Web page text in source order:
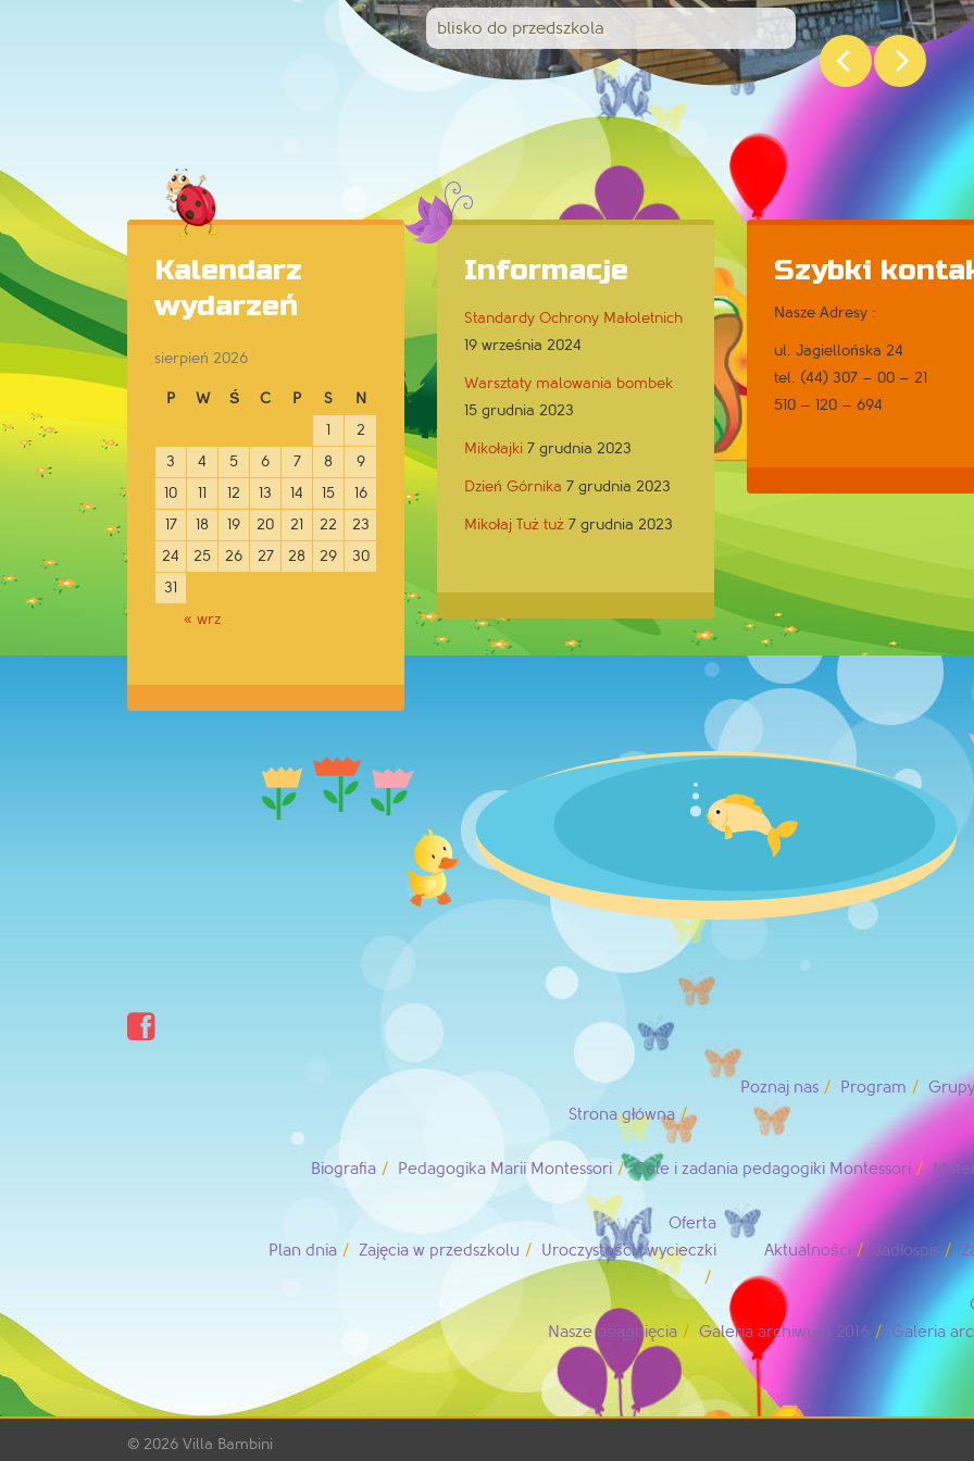


blisko do przedszkola
Kalendarz
wydarzeń
sierpień 2026
P W Ś C P S N
« wrz
1
2
3
4 5 6 7 8
9
10
11 12 13 14 15
16
17
18 19 20 21 22
23
24
25 26 27 28 29
30
31
Informacje
Standardy Ochrony Małoletnich
19 września 2024
Warsztaty malowania bombek
15 grudnia 2023
Mikołajki 7 grudnia 2023
Dzień Górnika 7 grudnia 2023
Mikołaj Tuż tuż 7 grudnia 2023
Szybki
Nasze Adresy :
ul. Jagiellońska 24
tel. (44) 307 – 00 – 21
510 – 120 – 694

Strona główna
Poznaj nas Program
Biografia Pedagogika Marii Montessori Cele i zadania pedagogiki Montessori
Oferta
Plan dnia
Zajęcia w przedszkolu Uroczystości i wycieczki Aktualności Jadłospis
Nasze osiągnięcia
Galeria archiwum 2016 Galeria
© 2026 Villa Bambini